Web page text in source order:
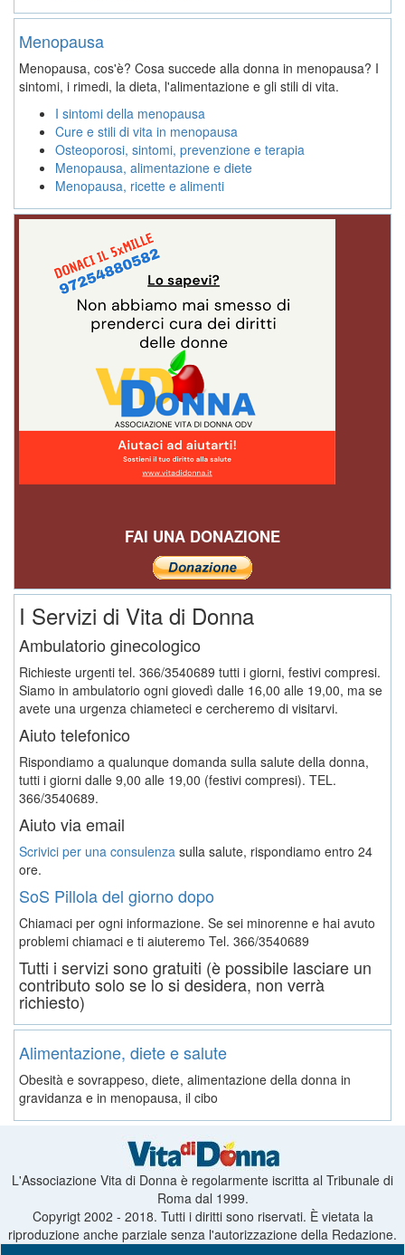
Menopausa
Menopausa, cos'è? Cosa succede alla donna in menopausa? I
sintomi, i rimedi, la dieta, l'alimentazione e gli stili di vita.
I sintomi della menopausa
Cure e stili di vita in menopausa
Osteoporosi, sintomi, prevenzione e terapia
Menopausa, alimentazione e diete
Menopausa, ricette e alimenti
FAI UNA DONAZIONE
I Servizi di Vita di Donna
Ambulatorio ginecologico
Richieste urgenti tel. 366/3540689 tutti i giorni, festivi compresi.
Siamo in ambulatorio ogni giovedì dalle 16,00 alle 19,00, ma se
avete una urgenza chiameteci e cercheremo di visitarvi.
Aiuto telefonico
Rispondiamo a qualunque domanda sulla salute della donna,
tutti i giorni dalle 9,00 alle 19,00 (festivi compresi). TEL.
366/3540689.
Aiuto via email
Scrivici per una consulenza sulla salute, rispondiamo entro 24
ore.
SoS Pillola del giorno dopo
Chiamaci per ogni informazione. Se sei minorenne e hai avuto
problemi chiamaci e ti aiuteremo Tel. 366/3540689
Tutti i servizi sono gratuiti (è possibile lasciare un
contributo solo se lo si desidera, non verrà
richiesto)
Alimentazione, diete e salute
Obesità e sovrappeso, diete, alimentazione della donna in
gravidanza e in menopausa, il cibo
L'Associazione Vita di Donna è regolarmente iscritta al Tribunale di
Roma dal 1999.
Copyrigt 2002 - 2018. Tutti i diritti sono riservati. È vietata la
riproduzione anche parziale senza l'autorizzazione della Redazione.